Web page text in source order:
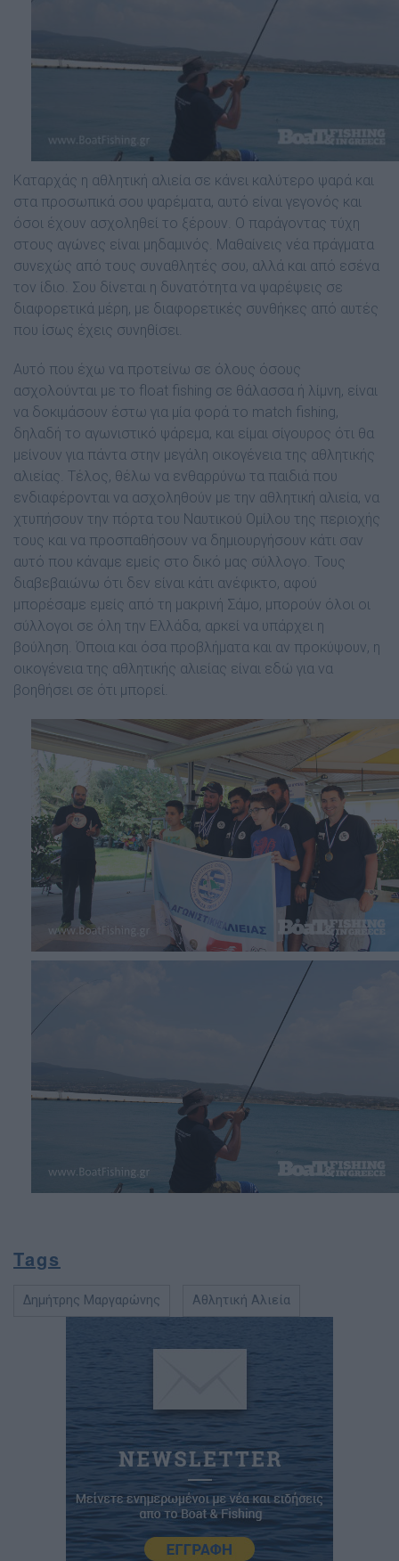
Καταρχάς η αθλητική αλιεία σε κάνει καλύτερο ψαρά και
στα προσωπικά σου ψαρέµατα, αυτό είναι γεγονός και
όσοι έχουν ασχοληθεί το ξέρουν. Ο παράγοντας τύχη
στους αγώνες είναι µηδαµινός. Μαθαίνεις νέα πράγµατα
συνεχώς από τους συναθλητές σου, αλλά και από εσένα
τον ίδιο. Σου δίνεται η δυνατότητα να ψαρέψεις σε
διαφορετικά µέρη, µε διαφορετικές συνθήκες από αυτές
που ίσως έχεις συνηθίσει.
Αυτό που έχω να προτείνω σε όλους όσους
ασχολούνται µε το float fishing σε θάλασσα ή λίµνη, είναι
να δοκιµάσουν έστω για µία φορά το match fishing,
δηλαδή το αγωνιστικό ψάρεµα, και είµαι σίγουρος ότι θα
µείνουν για πάντα στην µεγάλη οικογένεια της αθλητικής
αλιείας. Τέλος, θέλω να ενθαρρύνω τα παιδιά που
ενδιαφέρονται να ασχοληθούν µε την αθλητική αλιεία, να
χτυπήσουν την πόρτα του Ναυτικού Οµίλου της περιοχής
τους και να προσπαθήσουν να δηµιουργήσουν κάτι σαν
αυτό που κάναµε εµείς στο δικό µας σύλλογο. Τους
διαβεβαιώνω ότι δεν είναι κάτι ανέφικτο, αφού
µπορέσαµε εµείς από τη µακρινή Σάµο, µπορούν όλοι οι
σύλλογοι σε όλη την Ελλάδα, αρκεί να υπάρχει η
βούληση. Όποια και όσα προβλήµατα και αν προκύψουν, η
οικογένεια της αθλητικής αλιείας είναι εδώ για να
βοηθήσει σε ότι µπορεί.
Tags
∆ηµήτρης Μαργαρώνης Αθλητική Αλιεία